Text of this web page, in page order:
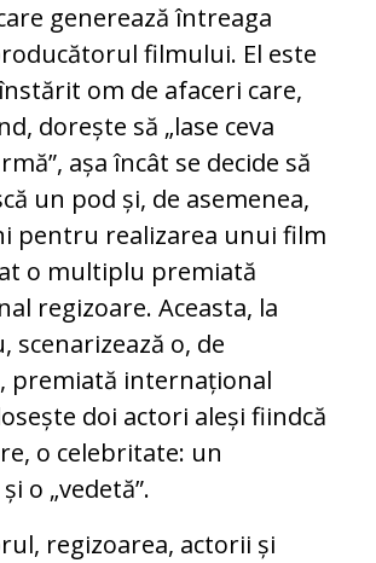
generează întreaga
filmului. El este
om de afaceri care,
dorește să „lase ceva
așa încât se decide să
un pod și, de asemenea,
pentru realizarea unui film
o multiplu premiată
regizoare. Aceasta, la
scenarizează o, de
premiată internațional
doi actori aleși fiindcă
o celebritate: un
o „vedetă”.
regizoarea, actorii și